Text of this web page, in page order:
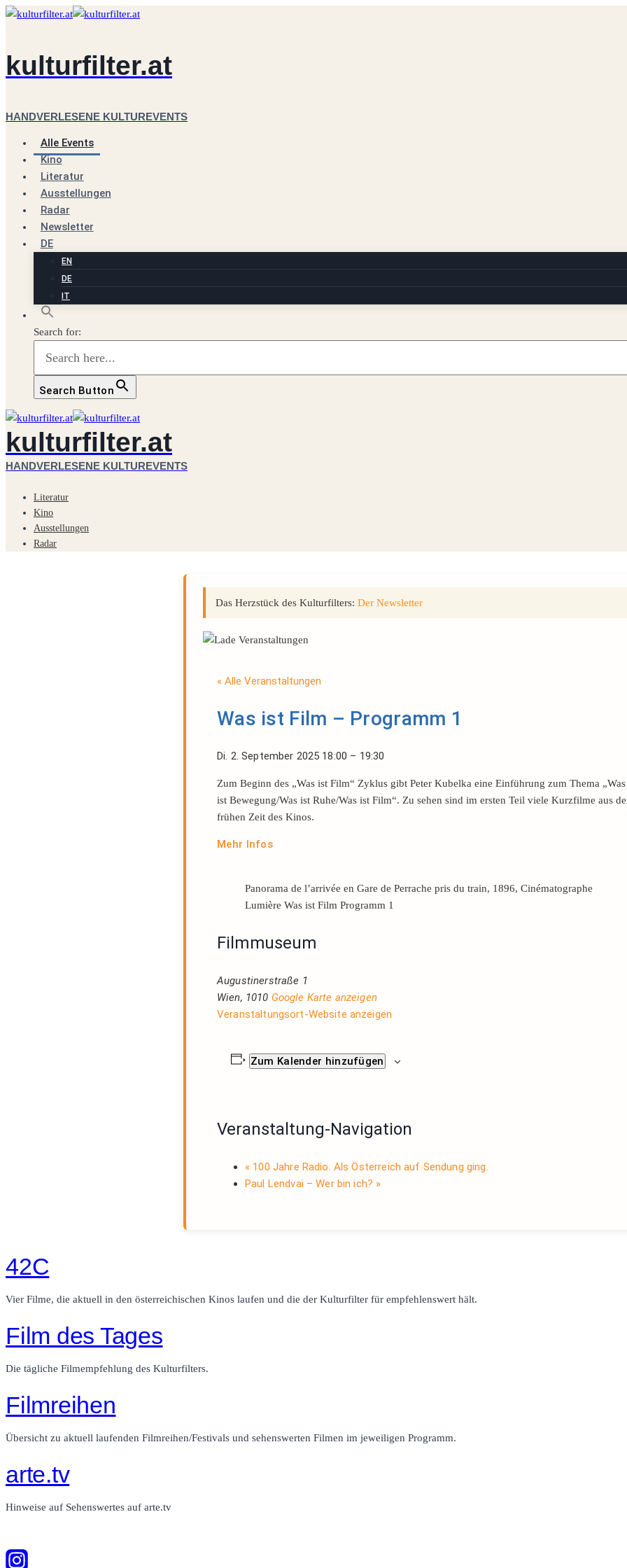
Zum
kulturfilter.at
HANDVERLESENE KULTUREVENTS
Alle Events
Kino
Literatur
Ausstellungen
Radar
Newsletter
DE
EN
DE
IT
Search for:
Search Button
kulturfilter.at
HANDVERLESENE KULTUREVENTS
Literatur
Kino
Ausstellungen
Radar
Das Herzstück des Kulturfilters: Der Newsletter
« Alle Veranstaltungen
Was ist Film – Programm 1
Di. 2. September 2025 18:00 – 19:30
Zum Beginn des „Was ist Film“ Zyklus gibt Peter Kubelka eine Einführung zum Thema „Was
ist Bewegung/Was ist Ruhe/Was ist Film“. Zu sehen sind im ersten Teil viele Kurzfilme aus
frühen Zeit des Kinos.
Mehr Infos
Panorama de l’arrivée en Gare de Perrache pris du train, 1896, Cinématographe
Lumière Was ist Film Programm 1
Filmmuseum
Augustinerstraße 1
Wien, 1010 Google Karte anzeigen
Veranstaltungsort-Website anzeigen
Zum Kalender hinzufügen
Veranstaltung-Navigation
« 100 Jahre Radio. Als Österreich auf Sendung ging.
Paul Lendvai – Wer bin ich? »
42C
Vier Filme, die aktuell in den österreichischen Kinos laufen und die der Kulturfilter für empfehlenswert hält.
Film des Tages
Die tägliche Filmempfehlung des Kulturfilters.
Filmreihen
Übersicht zu aktuell laufenden Filmreihen/Festivals und sehenswerten Filmen im jeweiligen Programm.
arte.tv
Hinweise auf Sehenswertes auf arte.tv